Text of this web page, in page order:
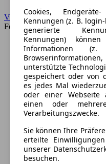
VW
Forum
Cookies,
Kennungen (z. B.
generierte
Kennungen)
Informationen
unterstützte
gespeichert oder von
es jedes Mal
oder einer
einen oder
Verarbeitungszwecke.
Sie können Ihre
erteilte
unserer
besuchen.